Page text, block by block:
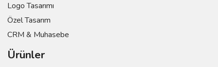
Logo Tasarımı
Özel Tasarım
CRM & Muhasebe
Ürünler